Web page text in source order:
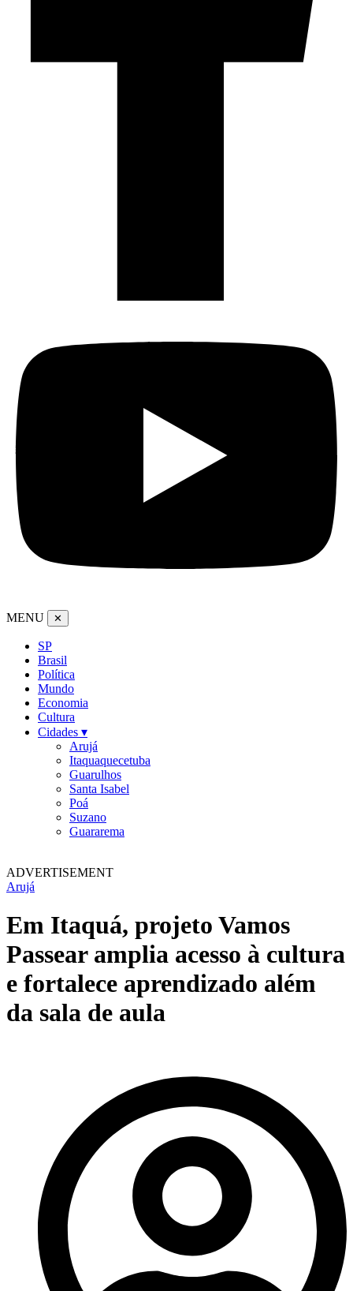
MENU ✕
SP
Brasil
Política
Mundo
Economia
Cultura
Cidades ▾
Arujá
Itaquaquecetuba
Guarulhos
Santa Isabel
Poá
Suzano
Guararema
ADVERTISEMENT
Arujá
Em Itaquá, projeto Vamos
Passear amplia acesso à cultura
e fortalece aprendizado além
da sala de aula